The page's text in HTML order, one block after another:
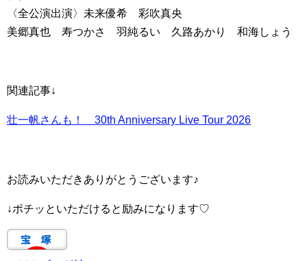
〈全公演出演〉未来優希 彩吹真央
美郷真也 寿つかさ 羽純るい 久路あかり 和海しょう
関連記事↓
壮一帆さんも！ 30th Anniversary Live Tour 2026
お読みいただきありがとうございます♪
↓ポチッといただけると励みになります♡